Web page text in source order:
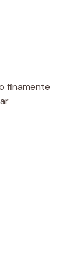
finamente